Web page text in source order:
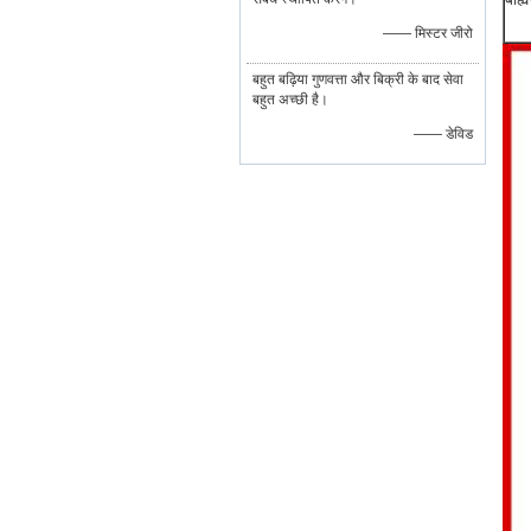
—— मिस्टर जीरो
बहुत बढ़िया गुणवत्ता और बिक्री के बाद सेवा
बहुत अच्छी है।
—— डेविड